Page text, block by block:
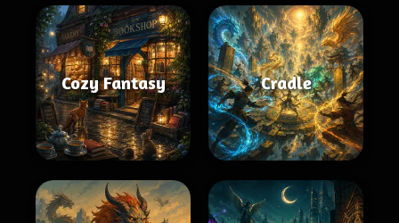
Cozy Fantasy Cradle